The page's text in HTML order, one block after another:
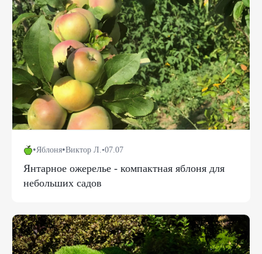
•Яблоня•Виктор Л.•07.07
Янтарное ожерелье - компактная яблоня для
небольших садов